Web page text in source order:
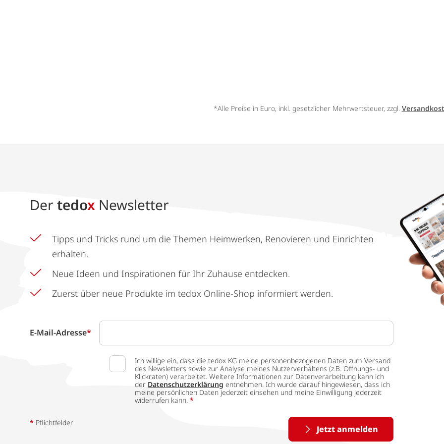
*Alle Preise in Euro, inkl. gesetzlicher Mehrwertsteuer, zzgl.
Der tedox Newsletter
Tipps und Tricks rund um die Themen Heimwerken, Renovieren und Einrichten
erhalten.
Neue Ideen und Inspirationen für Ihr Zuhause entdecken.
Zuerst über neue Produkte im tedox Online-Shop informiert werden.
E-Mail-Adresse*
Ich willige ein, dass die tedox KG meine personenbezogenen Daten zum Versand
des Newsletters sowie zur Analyse meines Nutzerverhaltens (z.B. Öffnungs- und
Klickraten) verarbeitet. Weitere Informationen zur Datenverarbeitung kann ich
der Datenschutzerklärung entnehmen. Ich wurde darauf hingewiesen, dass ich
meine persönlichen Daten jederzeit einsehen und meine Einwilligung jederzeit
widerrufen kann. *
Jetzt anmelden
* Pflichtfelder